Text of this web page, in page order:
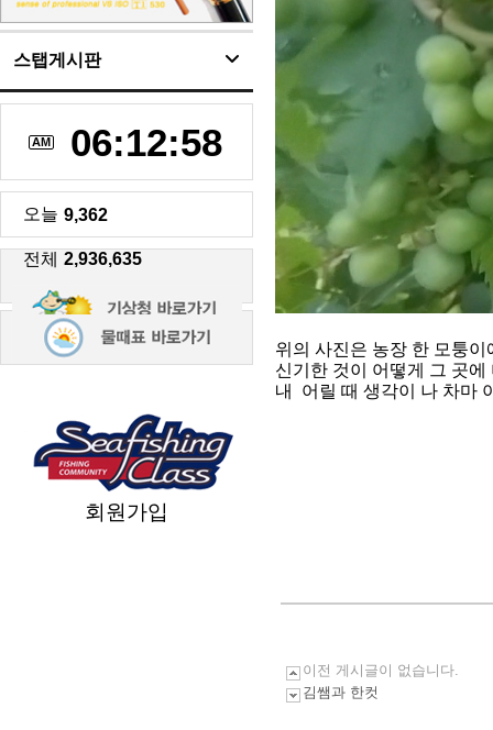
스탭게시판
AM 06:12:59
오늘 9,362
전체 2,936,635
회원가입
위의 사진은 농장 한 모퉁
신기한 것이 어떻게 그 곳
내 어릴 때 생각이 나 차마
이전 게시글이 없습니다.
김쌤과 한컷